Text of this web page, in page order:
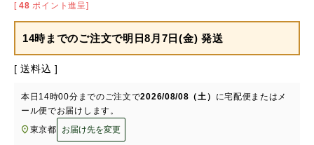
[ 48 ポイント進呈]
14時までのご注文で明日8月7日(金) 発送
送料込
本日 14時00分 までのご注文で2026/08/08（土） に宅配便またはメ
ール便でお届けします。
東京都
お届け先を変更